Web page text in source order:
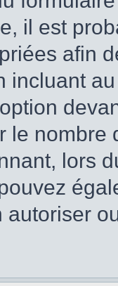
il est
afin
incluant
le nombre
lors
autoriser